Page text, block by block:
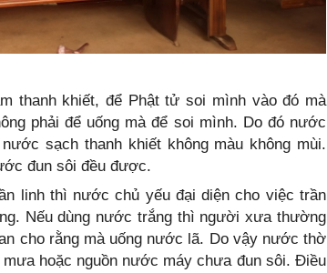
thanh khiết, để Phật tử soi mình vào đó mà
phải để uống mà để soi mình. Do đó nước
sạch thanh khiết không màu không mùi.
đun sôi đều được.
linh thì nước chủ yếu đại diện cho việc trần
Nếu dùng nước trắng thì người xưa thường
cho rằng mà uống nước lã. Do vậy nước thờ
hoặc nguồn nước máy chưa đun sôi. Điều